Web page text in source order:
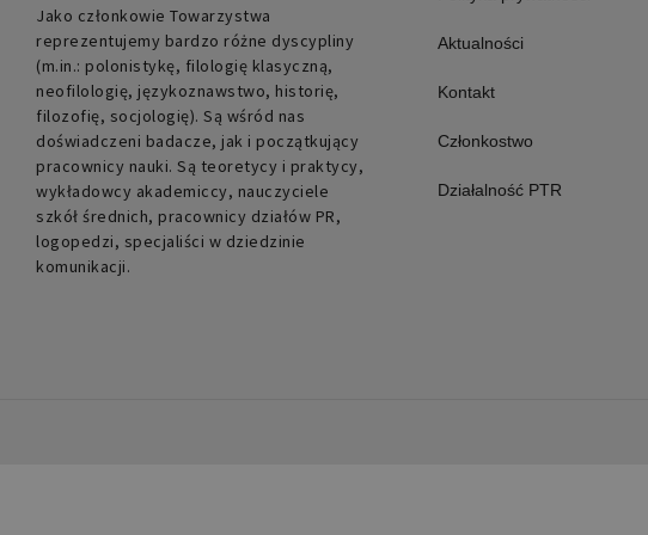
Jako członkowie Towarzystwa
reprezentujemy bardzo różne dyscypliny
(m.in.: polonistykę, filologię klasyczną,
neofilologię, językoznawstwo, historię,
filozofię, socjologię). Są wśród nas
doświadczeni badacze, jak i początkujący
pracownicy nauki. Są teoretycy i praktycy,
wykładowcy akademiccy, nauczyciele
szkół średnich, pracownicy działów PR,
logopedzi, specjaliści w dziedzinie
komunikacji.
Aktualności
Kontakt
Członkostwo
Działalność PTR